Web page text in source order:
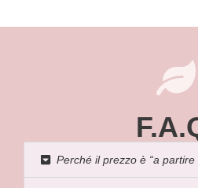
Perché il prezzo è “a partire